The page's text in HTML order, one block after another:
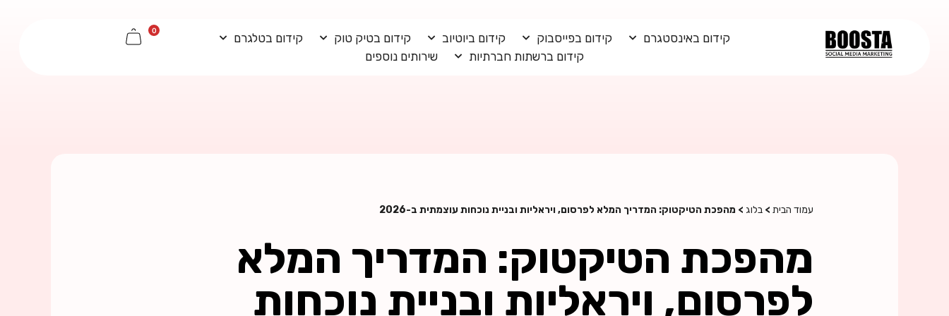
קידום באינסטגרם קידום בפייסבוק קידום ביוטיוב קידום בטיק טוק
קידום בטלגרם
קידום ברשתות חברתיות
שירותים נוספים
0
עמוד הבית > בלוג > מהפכת הטיקטוק: המדריך המלא לפרסום, ויראליות ובניית נוכחות עוצמתית ב-2026
מהפכת הטיקטוק: המדריך המלא
לפרסום, ויראליות ובניית נוכחות